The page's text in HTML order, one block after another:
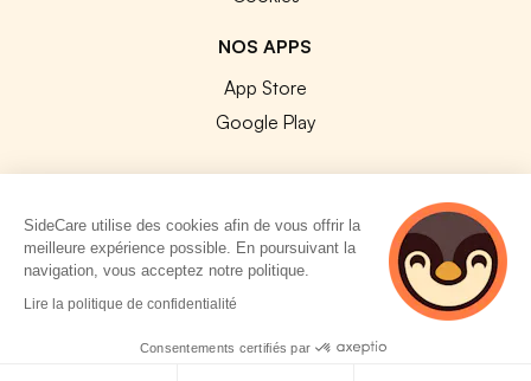
NOS APPS
App Store
Google Play
© 2026 SideCare. Tous droits réservés.
SideCare utilise des cookies afin de vous offrir la
meilleure expérience possible. En poursuivant la
navigation, vous acceptez notre politique.
Lire la politique de confidentialité
Consentements certifiés par
3 personnes
consultent
actuellement cette